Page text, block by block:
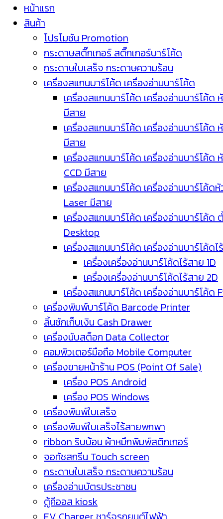
หน้าแรก
สินค้า
โปรโมชัน Promotion
กระดาษสติ๊กเกอร์ สติ๊กเกอร์บาร์โค้ด
กระดาษใบเสร็จ กระดาษความร้อน
เครื่องสแกนบาร์โค้ด เครื่องอ่านบาร์โค้ด
เครื่องสแกนบาร์โค้ด เครื่องอ่านบาร์โค้ด
มีสาย
เครื่องสแกนบาร์โค้ด เครื่องอ่านบาร์โค้ด
มีสาย
เครื่องสแกนบาร์โค้ด เครื่องอ่านบาร์โค้ด
CCD มีสาย
เครื่องสแกนบาร์โค้ด เครื่องอ่านบาร์โค้ด
Laser มีสาย
เครื่องสแกนบาร์โค้ด เครื่องอ่านบาร์โค้ด
Desktop
เครื่องสแกนบาร์โค้ด เครื่องอ่านบาร์โค้ดไ
เครื่องเครื่องอ่านบาร์โค้ดไร้สาย 1D
เครื่องเครื่องอ่านบาร์โค้ดไร้สาย 2D
เครื่องสแกนบาร์โค้ด เครื่องอ่านบาร์โค้ด
เครื่องพิมพ์บาร์โค้ด Barcode Printer
ลิ้นชักเก็บเงิน Cash Drawer
เครื่องนับสต็อก Data Collector
คอมพิวเตอร์มือถือ Mobile Computer
เครื่องขายหน้าร้าน POS (Point Of Sale)
เครื่อง POS Android
เครื่อง POS Windows
เครื่องพิมพ์ใบเสร็จ
เครื่องพิมพ์ใบเสร็จไร้สายพกพา
ribbon ริบบ้อน ผ้าหมึกพิมพ์สติกเกอร์
จอทัชสกรีน Touch screen
กระดาษใบเสร็จ กระดาษความร้อน
เครื่องอ่านบัตรประชาชน
ตู้คีออส kiosk